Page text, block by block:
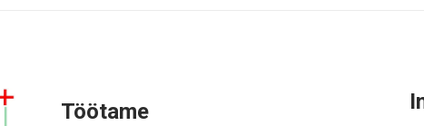
Töötame